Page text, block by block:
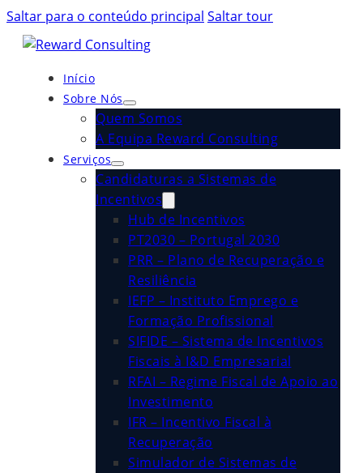
Saltar para o conteúdo principal Saltar tour
Início
Sobre Nós
Quem Somos
A Equipa Reward Consulting
Serviços
Candidaturas a Sistemas de
Incentivos
Hub de Incentivos
PT2030 – Portugal 2030
PRR – Plano de Recuperação e
Resiliência
IEFP – Instituto Emprego e
Formação Profissional
SIFIDE – Sistema de Incentivos
Fiscais à I&D Empresarial
RFAI – Regime Fiscal de Apoio ao
Investimento
IFR – Incentivo Fiscal à
Recuperação
Simulador de Sistemas de